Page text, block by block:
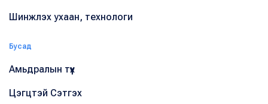
Шинжлэх ухаан, технологи
Бусад
Амьдралын түүх
Цэгцтэй Сэтгэх